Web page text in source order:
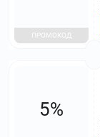
ПРОМОКОД
5%